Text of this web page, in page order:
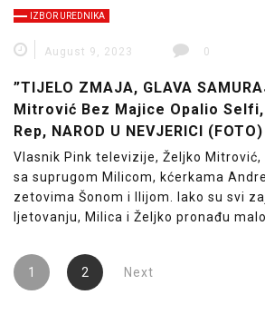
IZBOR UREDNIKA
August 9, 2023 0
”TIJELO ZMAJA, GLAVA
Mitrović Bez Majice Opalio Selfi,
Rep, NAROD U NEVJERICI (FOTO)
Vlasnik Pink televizije, Željko Mitrović,
sa suprugom Milicom, kćerkama
zetovima Šonom i Ilijom. Iako su svi
ljetovanju, Milica i Željko pronađu
Posts
pagination
1 2 Next